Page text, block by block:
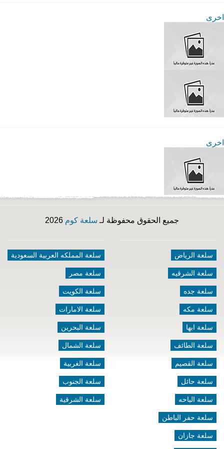
اخرى
اخرى
جميع الحقوق محفوظة لـ سلعة كوم
سلعة الرياض
سلعة الشرقيه
سلعة جده
سلعة مكه
سلعة ابها
سلعة الطائف
سلعة القصيم
سلعة حائل
سلعة الباحه
سلعة حفر الباطن
سلعة جازان
سلعة المملكه العربية السعودية
سلعة مصر
سلعة الكويت
سلعة الامارات
سلعة البحرين
سلعة الشمال
سلعة الغربية
سلعة الجنوب
سلعة الشرقية